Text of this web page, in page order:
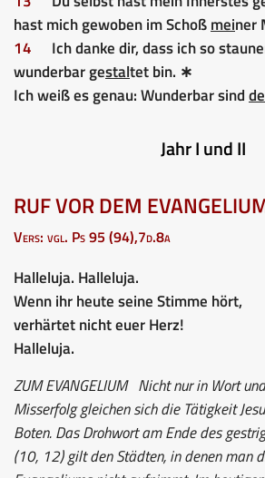
hast mich gewoben im Schoßmeiner
14
Ich danke dir, dass ich so
wunderbar gestaltet bin. ∗
Ich weiß es genau: Wunderbar sind
Jahr I und II
RUF VOR DEM
Vers: vgl. Ps 95 (94),7d.8a
Halleluja. Halleluja.
Wenn ihr heute seine Stimme hört,
verhärtet nicht euer Herz!
Halleluja.
ZUM EVANGELIUMNicht nur in Wort
Misserfolg gleichen sich die Tätigkeit
Boten. Das Drohwort am Ende des
(10, 12) gilt den Städten, in denen man